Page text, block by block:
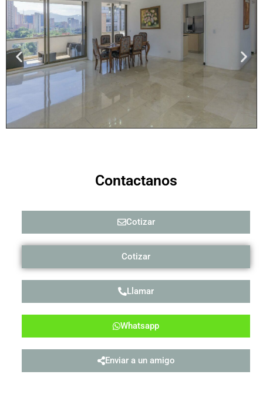
Contactanos
Cotizar
Cotizar
Llamar
Whatsapp
Enviar a un amigo